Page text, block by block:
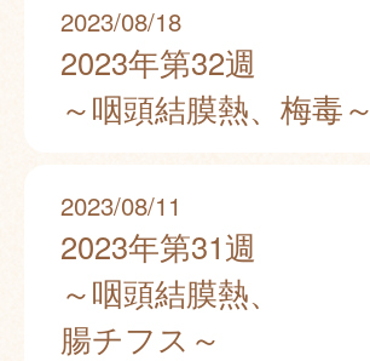
2023/08/18
2023年第32週
～咽頭結膜熱、梅毒～
2023/08/11
2023年第31週
～咽頭結膜熱、
腸チフス～